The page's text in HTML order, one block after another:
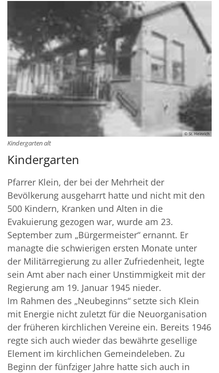
© St. Heinrich
Kindergarten alt
Kindergarten
Pfarrer Klein, der bei der Mehrheit der
Bevölkerung ausgeharrt hatte und nicht mit den
500 Kindern, Kranken und Alten in die
Evakuierung gezogen war, wurde am 23.
September zum „Bürgermeister“ ernannt. Er
managte die schwierigen ersten Monate unter
der Militärregierung zu aller Zufriedenheit, legte
sein Amt aber nach einer Unstimmigkeit mit der
Regierung am 19. Januar 1945 nieder.
Im Rahmen des „Neubeginns“ setzte sich Klein
mit Energie nicht zuletzt für die Neuorganisation
der früheren kirchlichen Vereine ein. Bereits 1946
regte sich auch wieder das bewährte gesellige
Element im kirchlichen Gemeindeleben. Zu
Beginn der fünfziger Jahre hatte sich auch in